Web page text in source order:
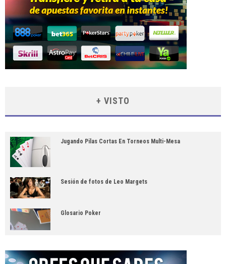
+ VISTO
Jugando Pilas Cortas En Torneos Multi-Mesa
Sesión de fotos de Leo Margets
Glosario Poker